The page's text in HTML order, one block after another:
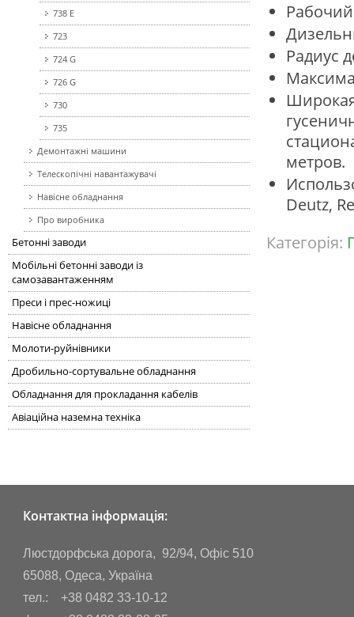
738 E
723
724 G
726 G
730
735
Демонтажні машини
Телескопічні навантажувачі
Навісне обладнання
Про виробника
Бетонні заводи
Мобільні бетонні заводи із
самозавантаженням
Преси і прес-ножиці
Навісне обладнання
Молоти-руйнівники
Дробильно-сортувальне обладнання
Обладнання для прокладання кабелів
Авіаційна наземна техніка
Радиус
метров.
Deutz,
Категорія:
Контактна інформація:
Люстдорфська дорога, 92/94, Офіс 510
65088, Одеса, Україна
тел.: +38 0482 33-10-12